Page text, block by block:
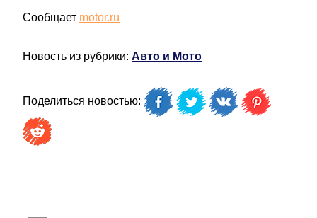
Сообщает motor.ru
Новость из рубрики: Авто и Мото
Поделиться новостью: